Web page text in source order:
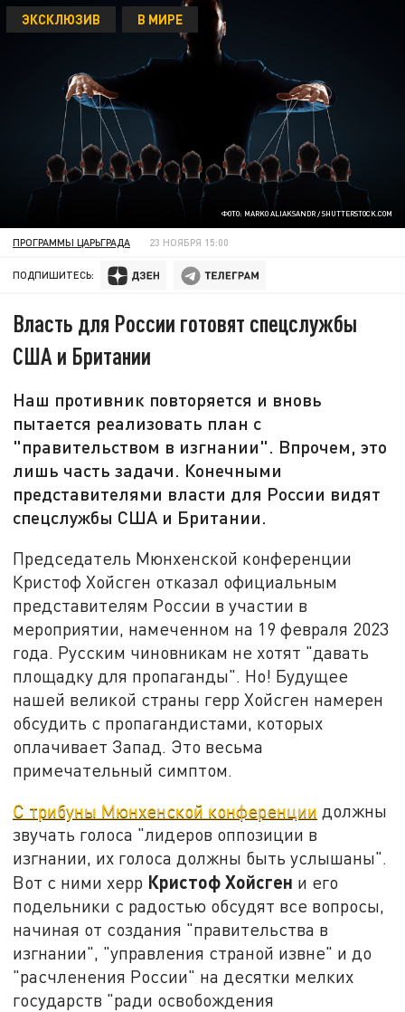
ФОТО: MARKO ALIAKSANDR / SHUTTERSTOCK.COM
ЭКСКЛЮЗИВ В МИРЕ
ПРОГРАММЫ ЦАРЬГРАДА 23 НОЯБРЯ 15:00
ПОДПИШИТЕСЬ:
Власть для России готовят спецслужбы
США и Британии
Наш противник повторяется и вновь
пытается реализовать план с
"правительством в изгнании". Впрочем, это
лишь часть задачи. Конечными
представителями власти для России видят
спецслужбы США и Британии.
Председатель Мюнхенской конференции
Кристоф Хойсген отказал официальным
представителям России в участии в
мероприятии, намеченном на 19 февраля 2023
года. Русским чиновникам не хотят "давать
площадку для пропаганды". Но! Будущее
нашей великой страны герр Хойсген намерен
обсудить с пропагандистами, которых
оплачивает Запад. Это весьма
примечательный симптом.
С трибуны Мюнхенской конференции должны
звучать голоса "лидеров оппозиции в
изгнании, их голоса должны быть услышаны".
Вот с ними херр Кристоф Хойсген и его
подельники с радостью обсудят все вопросы,
начиная от создания "правительства в
изгнании", "управления страной извне" и до
"расчленения России" на десятки мелких
государств "ради освобождения